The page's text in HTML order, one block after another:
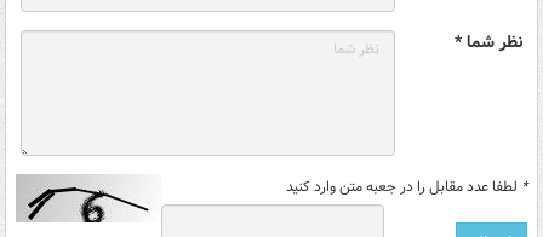
نظر شما *
* لطفا عدد مقابل را در جعبه متن وارد کنید